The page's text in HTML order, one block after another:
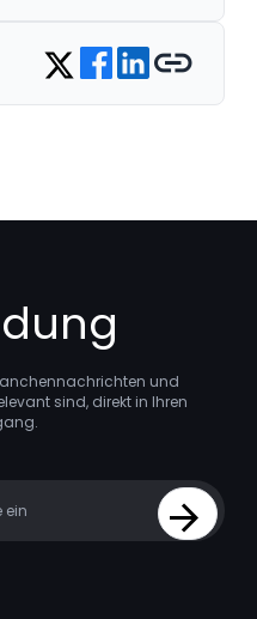
Share on Twitter
Share on Facebook
Share on LinkedIn
Copy link
und
sind, direkt in Ihren
Sign Up